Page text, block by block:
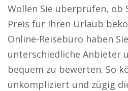
Wollen Sie überprüfen, ob
Preis für Ihren Urlaub
Online-Reisebüro haben
unterschiedliche Anbieter
bequem zu bewerten. So
unkompliziert und zügig